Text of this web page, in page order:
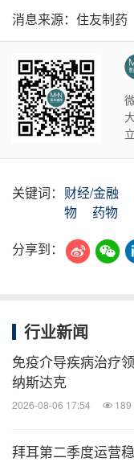
消息来源：住友制药
关键词： 财经/金融
物
药物
分享到：
行业新闻
免疫介导疾病治疗
纳斯达克
2026-08-06 17:54 189
拜耳第二季度运营